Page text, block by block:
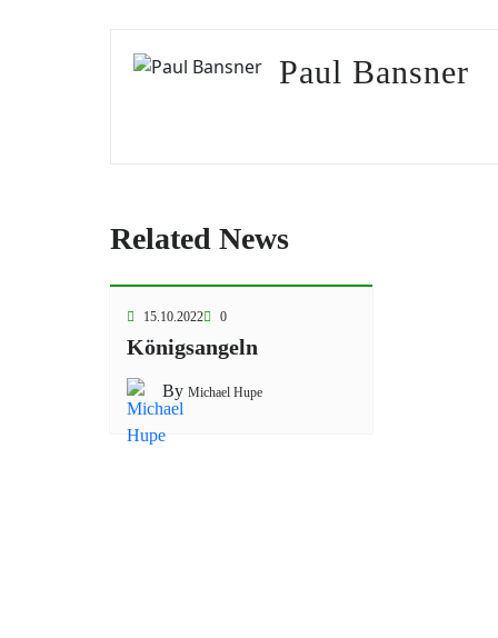
Paul Bansner
Related News
15.10.2022 0
Königsangeln
By Michael Hupe